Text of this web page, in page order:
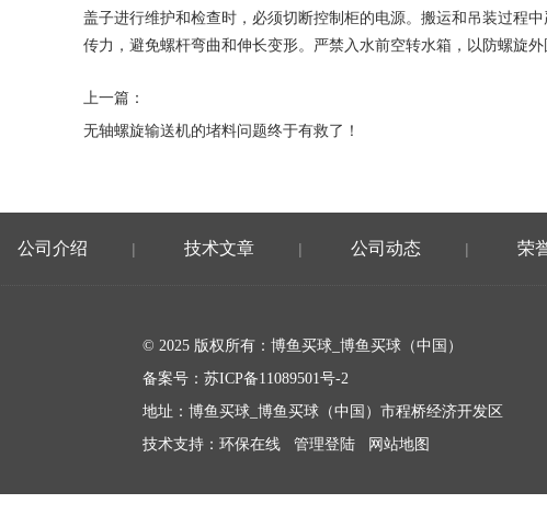
盖子进行维护和检查时，必须切断控制柜的电源。搬运和吊装过程
传力，避免螺杆弯曲和伸长变形。严禁入水前空转水箱，以防螺旋外
上一篇：
无轴螺旋输送机的堵料问题终于有救了！
公司介绍 | 技术文章 | 公司动态 | 荣
© 2025 版权所有：博鱼买球_博鱼买球（中国）
备案号： 苏ICP备11089501号-2
地址：博鱼买球_博鱼买球（中国）市程桥经济开发区
技术支持： 环保在线 管理登陆 网站地图